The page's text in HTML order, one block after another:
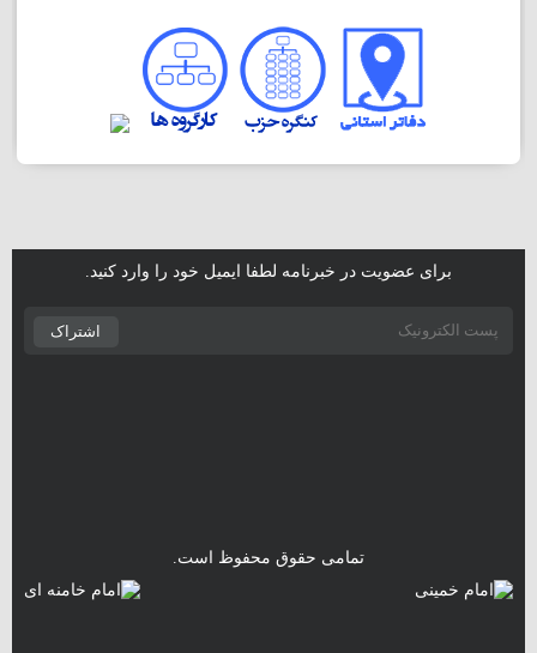
برای عضویت در خبرنامه لطفا ایمیل خود را وارد کنید.
اشتراک
تمامی حقوق محفوظ است.